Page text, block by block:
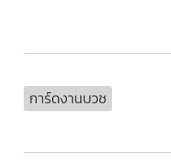
การ์ดงานบวช